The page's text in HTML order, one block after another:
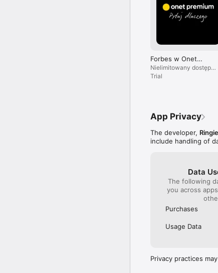
Forbes w Onet
Premium
Nielimitowany dostęp
do treści i brak reklam.
Trial
App Privacy
The developer,
include handling of
Data
The following
you across
Purchases
Usage Data
Privacy practices